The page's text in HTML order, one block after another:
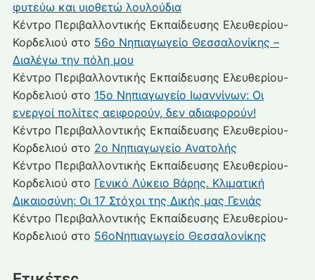
φυτεύω και υιοθετώ λουλούδια
Κέντρο Περιβαλλοντικής Εκπαίδευσης Ελευθερίου-
Κορδελιού στο 56ο Νηπιαγωγείο Θεσσαλονίκης –
Διαλέγω την πόλη μου
Κέντρο Περιβαλλοντικής Εκπαίδευσης Ελευθερίου-
Κορδελιού στο 15ο Νηπιαγωγείο Ιωαννίνων: Οι
ενεργοί πολίτες αειφορούν, δεν αδιαφορούν!
Κέντρο Περιβαλλοντικής Εκπαίδευσης Ελευθερίου-
Κορδελιού στο 2ο Νηπιαγωγείο Ανατολής
Κέντρο Περιβαλλοντικής Εκπαίδευσης Ελευθερίου-
Κορδελιού στο Γενικό Λύκειο Βάρης. Κλιματική
Δικαιοσύνη: Οι 17 Στόχοι της Δικής μας Γενιάς
Κέντρο Περιβαλλοντικής Εκπαίδευσης Ελευθερίου-
Κορδελιού στο 56οΝηπιαγωγείο Θεσσαλονίκης